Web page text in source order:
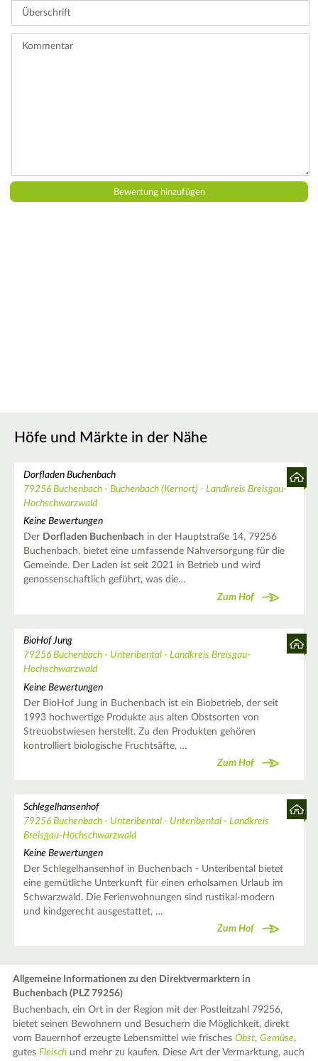
eine
Höfe und Märkte in der Nähe
Dorfladen Buchenbach
79256 Buchenbach - Buchenbach (Kernort) - Landkreis Breisgau-
Hochschwarzwald
Keine Bewertungen
Der Dorfladen Buchenbach in der Hauptstraße 14, 79256
Buchenbach, bietet eine umfassende Nahversorgung für die
Gemeinde. Der Laden ist seit 2021 in Betrieb und wird
genossenschaftlich geführt, was die…
Zum Hof
BioHof Jung
79256 Buchenbach - Unteribental - Landkreis Breisgau-
Hochschwarzwald
Keine Bewertungen
Der BioHof Jung in Buchenbach ist ein Biobetrieb, der seit
1993 hochwertige Produkte aus alten Obstsorten von
Streuobstwiesen herstellt. Zu den Produkten gehören
kontrolliert biologische Fruchtsäfte, …
Zum Hof
Schlegelhansenhof
79256 Buchenbach - Unteribental - Unteribental - Landkreis
Breisgau-Hochschwarzwald
Keine Bewertungen
Der Schlegelhansenhof in Buchenbach - Unteribental bietet
eine gemütliche Unterkunft für einen erholsamen Urlaub im
Schwarzwald. Die Ferienwohnungen sind rustikal-modern
und kindgerecht ausgestattet, …
Zum Hof
Allgemeine Informationen zu den Direktvermarktern in
Buchenbach (PLZ 79256)
Buchenbach, ein Ort in der Region mit der Postleitzahl 79256,
bietet seinen Bewohnern und Besuchern die Möglichkeit, direkt
vom Bauernhof erzeugte Lebensmittel wie frischesObst,Gemüse,
gutesFleisch und mehr zu kaufen. Diese Art der Vermarktung, auch